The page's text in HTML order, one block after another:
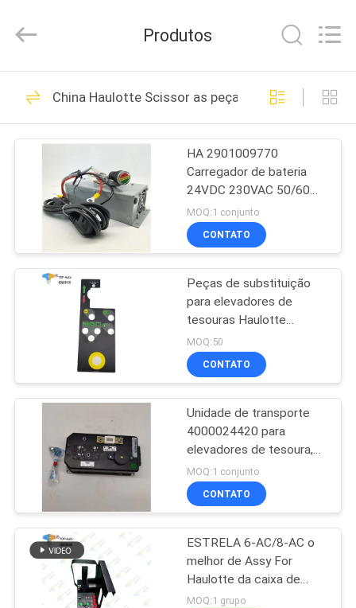
CASA
PRODUTOS
VÍDEOS
SOBRE
NÓS
EXCURSÃO
FÁBRICA
CONTROLE
QUALIDADE
CONTACTE-
NOS
Reserved.
Controles aéreos do
elevador
51
Scissor a caixa de
controle do
elevador
77
Controlador do
manche da linha
central
Produtos
China Haulotte Scissor as peças do elevador
HA 2901009770
Carregador de bateria
24VDC 230VAC 50/60HZ
35A
MOQ:1 conjunto
CONTATO
Peças de substituição
para elevadores de
tesouras Haulotte
Haulotte Decal
4000328810
MOQ:50
CONTATO
Unidade de transporte
4000024420 para
elevadores de tesoura,
compacta 8, compacta
10, compacta 12
MOQ:1 conjunto
CONTATO
ESTRELA 6-AC/8-AC o
melhor de Assy For
Haulotte da caixa de
controle 4000311410
MOQ:1 grupo